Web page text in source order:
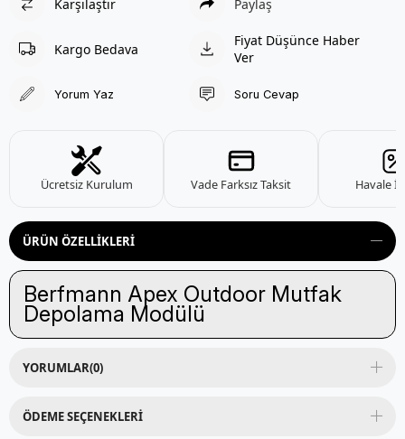
Karşılaştır Paylaş
Kargo Bedava
Fiyat Düşünce Haber
Ver
Yorum Yaz Soru Cevap
Ücretsiz Kurulum Vade Farksız Taksit Havale
ÜRÜN ÖZELLIKLERI
Berfmann Apex Outdoor Mutfak
Depolama Modülü
YORUMLAR(0)
ÖDEME SEÇENEKLERI